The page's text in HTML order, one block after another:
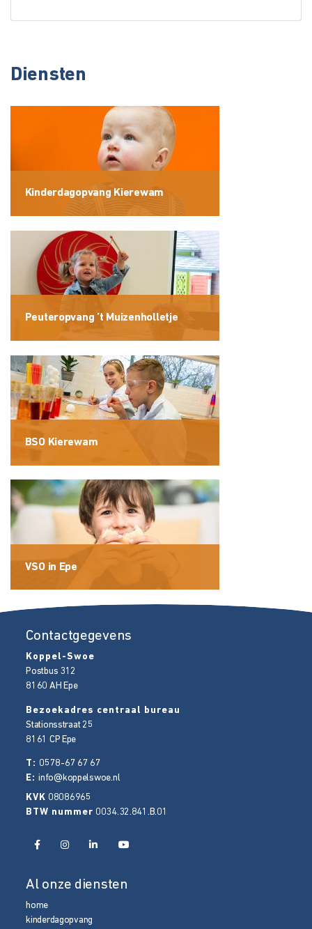
Diensten
Kinderdagopvang Kierewam
Peuteropvang ’t Muizenholletje
BSO Kierewam
VSO in Epe
Contactgegevens
Koppel-Swoe
Postbus 312
8160 AH Epe
Bezoekadres centraal bureau
Stationsstraat 25
8161 CP Epe
T: 0578-67 67 67
E:info@koppelswoe.nl
KVK 08086965
BTW nummer 0034.32.841.B.01
Al onze diensten
home
kinderdagopvang